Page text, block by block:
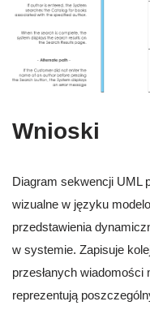
Wnioski
Diagram sekwencji UML
wizualne w języku
przedstawienia
w systemie. Zapisuje
przesłanych
reprezentują